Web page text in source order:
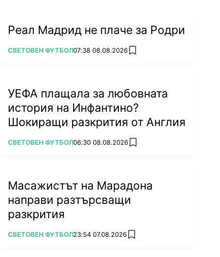
Реал Мадрид не плаче за Родри
ПОВЕЧЕ ОТ
СВЕТОВЕН ФУТБОЛ07:38 08.08.2026 add favorites
УЕФА плащала за любовната
история на Инфантино?
Шокиращи разкрития от Англия
ПОВЕЧЕ ОТ
СВЕТОВЕН ФУТБОЛ06:30 08.08.2026 add favorites
Масажистът на Марадона
направи разтърсващи
разкрития
ПОВЕЧЕ ОТ
СВЕТОВЕН ФУТБОЛ23:54 07.08.2026 add favorites